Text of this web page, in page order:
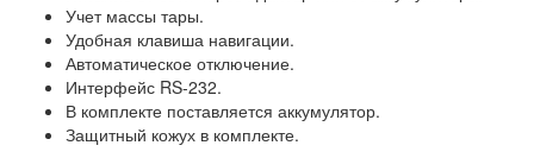
Учет массы тары.
Удобная клавиша навигации.
Автоматическое отключение.
Интерфейс RS-232.
В комплекте поставляется аккумулятор.
Защитный кожух в комплекте.